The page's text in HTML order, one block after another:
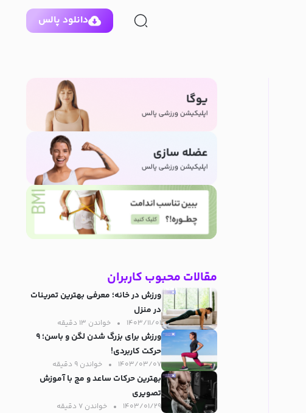
دانلود پالس
مقالات محبوب کاربران
ورزش در خانه؛ معرفی بهترین تمرینات
در منزل
۱۴۰۳/۱۱/۰۱ خواندن ۱۳ دقیقه‌
ورزش برای بزرگ شدن لگن و باسن؛ ۹
حرکت کاربردی!
۱۴۰۳/۰۳/۰۷ خواندن ۹ دقیقه‌
بهترین حرکات ساعد و مچ با آموزش
تصویری
۱۴۰۳/۰۱/۲۹ خواندن ۷ دقیقه‌